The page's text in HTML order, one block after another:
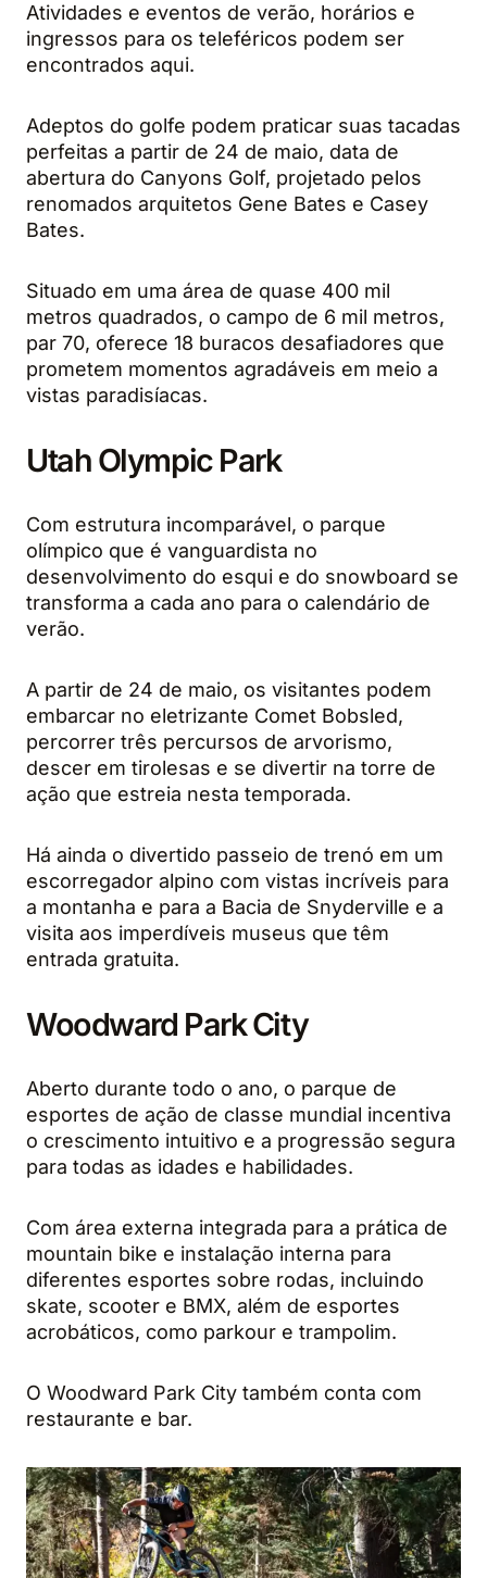
Atividades e eventos de verão, horários e
ingressos para os teleféricos podem ser
encontrados aqui.
Adeptos do golfe podem praticar suas tacadas
perfeitas a partir de 24 de maio, data de
abertura do Canyons Golf, projetado pelos
renomados arquitetos Gene Bates e Casey
Bates.
Situado em uma área de quase 400 mil
metros quadrados, o campo de 6 mil metros,
par 70, oferece 18 buracos desafiadores que
prometem momentos agradáveis em meio a
vistas paradisíacas.
Utah Olympic Park
Com estrutura incomparável, o parque
olímpico que é vanguardista no
desenvolvimento do esqui e do snowboard se
transforma a cada ano para o calendário de
verão.
A partir de 24 de maio, os visitantes podem
embarcar no eletrizante Comet Bobsled,
percorrer três percursos de arvorismo,
descer em tirolesas e se divertir na torre de
ação que estreia nesta temporada.
Há ainda o divertido passeio de trenó em um
escorregador alpino com vistas incríveis para
a montanha e para a Bacia de Snyderville e a
visita aos imperdíveis museus que têm
entrada gratuita.
Woodward Park City
Aberto durante todo o ano, o parque de
esportes de ação de classe mundial incentiva
o crescimento intuitivo e a progressão segura
para todas as idades e habilidades.
Com área externa integrada para a prática de
mountain bike e instalação interna para
diferentes esportes sobre rodas, incluindo
skate, scooter e BMX, além de esportes
acrobáticos, como parkour e trampolim.
O Woodward Park City também conta com
restaurante e bar.